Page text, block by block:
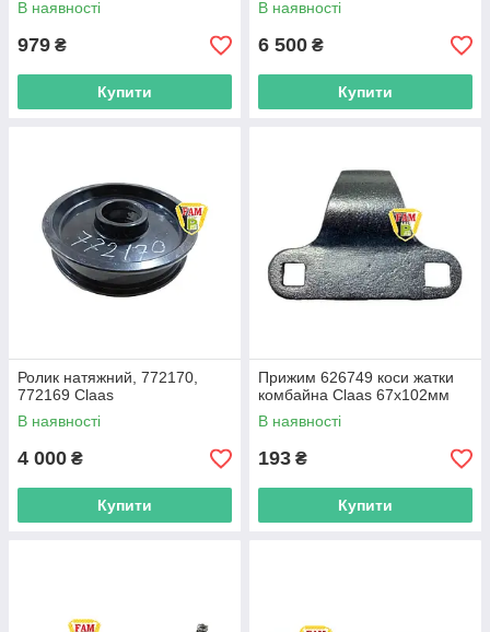
В наявності
979 ₴
Купити
В наявності
6 500 ₴
Купити
Ролик натяжний, 772170,
772169 Claas
В наявності
4 000 ₴
Купити
Прижим 626749 коси жатки
комбайна Claas 67х102мм
В наявності
193 ₴
Купити